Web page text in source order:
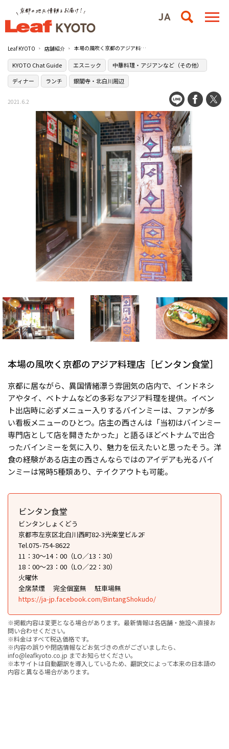
Leaf KYOTO 店舗紹介 本場の風吹く京都のアジア料理店［ビンタン食堂］
KYOTO Chat Guide エスニック
中華料理・アジアンなど（その他）
ディナー
ランチ 銀閣寺・北白川周辺
2021.6.2
本場の風吹く京都のアジア料理店［ビンタン食堂］
京都に居ながら、異国情緒漂う雰囲気の店内で、インドネシ
アやタイ、ベトナムなどの多彩なアジア料理を提供。イベン
ト出店時に必ずメニュー入りするバインミーは、ファンが多
い看板メニューのひとつ。店主の西さんは「当初はバインミー
専門店として店を開きたかった」と語るほどベトナムで出合
ったバインミーを気に入り、魅力を伝えたいと思ったそう。洋
食の経験がある店主の西さんならではのアイデアも光るバイ
ンミーは常時5種類あり、テイクアウトも可能。
ビンタン食堂
ビンタンしょくどう
京都市左京区北白川西町82-3光楽堂ビル2F
Tel.075-754-8622
11：30～14：00（LO／13：30）
18：00～23：00（LO／22：30）
火曜休
全席禁煙
完全個室無
駐車場無
https://ja-jp.facebook.com/BintangShokudo/
※掲載内容は変更となる場合があります。最新情報は各店舗・施設へ直接お
問い合わせください。
※料金はすべて税込価格です。
※内容の誤りや閉店情報などお気づきの点がございましたら、
info@leafkyoto.co.jp までお知らせください。
※本サイトは自動翻訳を導入しているため、翻訳文によって本来の日本語の
内容と異なる場合があります。